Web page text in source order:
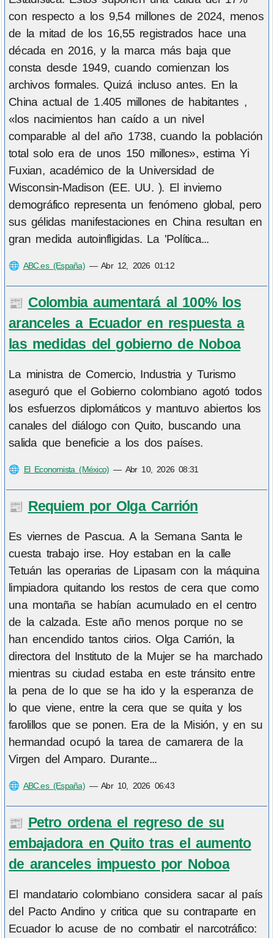
con respecto a los 9,54 millones de 2024, menos
de la mitad de los 16,55 registrados hace una
década en 2016, y la marca más baja que
consta desde 1949, cuando comienzan los
archivos formales. Quizá incluso antes. En la
China actual de 1.405 millones de habitantes ,
«los nacimientos han caído a un nivel
comparable al del año 1738, cuando la población
total solo era de unos 150 millones», estima Yi
Fuxian, académico de la Universidad de
Wisconsin-Madison (EE. UU. ). El invierno
demográfico representa un fenómeno global, pero
sus gélidas manifestaciones en China resultan en
gran medida autoinfligidas. La 'Política...
🌐 ABC.es (España)—Abr 12, 2026 01:12
📰 Colombia aumentará al 100% los
aranceles a Ecuador en respuesta a
las medidas del gobierno de Noboa
La ministra de Comercio, Industria y Turismo
aseguró que el Gobierno colombiano agotó todos
los esfuerzos diplomáticos y mantuvo abiertos los
canales del diálogo con Quito, buscando una
salida que beneficie a los dos países.
🌐 El Economista (México) — Abr 10, 2026 08:31
📰 Requiem por Olga Carrión
Es viernes de Pascua. A la Semana Santa le
cuesta trabajo irse. Hoy estaban en la calle
Tetuán las operarias de Lipasam con la máquina
limpiadora quitando los restos de cera que como
una montaña se habían acumulado en el centro
de la calzada. Este año menos porque no se
han encendido tantos cirios. Olga Carrión, la
directora del Instituto de la Mujer se ha marchado
mientras su ciudad estaba en este tránsito entre
la pena de lo que se ha ido y la esperanza de
lo que viene, entre la cera que se quita y los
farolillos que se ponen. Era de la Misión, y en su
hermandad ocupó la tarea de camarera de la
Virgen del Amparo. Durante...
🌐 ABC.es (España)—Abr 10, 2026 06:43
📰 Petro ordena el regreso de su
embajadora en Quito tras el aumento
de aranceles impuesto por Noboa
El mandatario colombiano considera sacar al país
del Pacto Andino y critica que su contraparte en
Ecuador lo acuse de no combatir el narcotráfico: